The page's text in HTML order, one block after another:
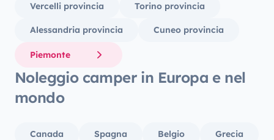
Vercelli provincia Torino provincia
Alessandria provincia Cuneo provincia
Piemonte
Noleggio camper in Europa e nel
mondo
Canada Spagna Belgio Grecia